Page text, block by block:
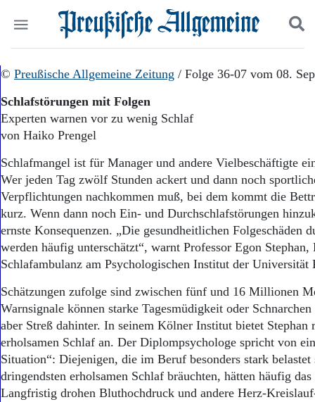
Start
Wer wir sind
Aktuelle Ausgabe
Abonnenten-Login
Abonnent werden
Abo Prämien
Archiv
Mediadaten
Politik
Wirtschaft
Panorama
Geschichte
Ostpreußen
Pommern
Berlin-Brandenburg
Schlesien
Danzig und Westpreußen
Bücher
Suchen und finden
© Preußische Allgemeine Zeitung / Folge 36-07 vom 08.
Schlafstörungen mit Folgen
Experten warnen vor zu wenig Schlaf
von Haiko Prengel
Schlafmangel ist für Manager und andere Vielbeschäftigte
Wer jeden Tag zwölf Stunden ackert und dann noch
Verpflichtungen nachkommen muß, bei dem kommt die
kurz. Wenn dann noch Ein- und Durchschlafstörungen
ernste Konsequenzen. „Die gesundheitlichen Folgeschäden
werden häufig unterschätzt“, warnt Professor Egon
Schlafambulanz am Psychologischen Institut der Universität
Schätzungen zufolge sind zwischen fünf und 16 Millionen
Warnsignale können starke Tagesmüdigkeit oder
aber Streß dahinter. In seinem Kölner Institut bietet Stephan
erholsamen Schlaf an. Der Diplompsychologe spricht von
Situation“: Diejenigen, die im Beruf besonders stark belastet
dringendsten erholsamen Schlaf bräuchten, hätten häufig
Langfristig drohen Bluthochdruck und andere Herz-